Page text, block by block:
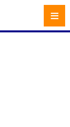
≡